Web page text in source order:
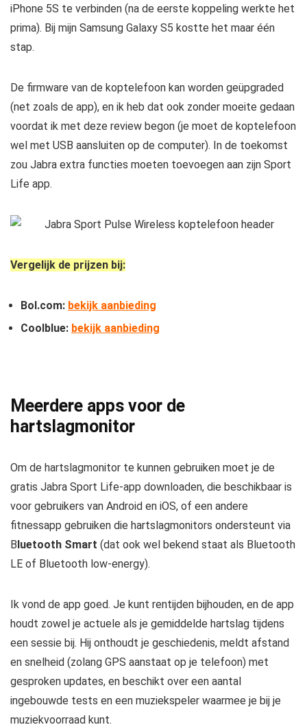
iPhone 5S te verbinden (na de eerste koppeling werkte het
prima). Bij mijn Samsung Galaxy S5 kostte het maar één
stap.
De firmware van de koptelefoon kan worden geüpgraded
(net zoals de app), en ik heb dat ook zonder moeite gedaan
voordat ik met deze review begon (je moet de koptelefoon
wel met USB aansluiten op de computer). In de toekomst
zou Jabra extra functies moeten toevoegen aan zijn Sport
Life app.
Vergelijk de prijzen bij:
Bol.com: bekijk aanbieding
Coolblue: bekijk aanbieding
Meerdere apps voor de
hartslagmonitor
Om de hartslagmonitor te kunnen gebruiken moet je de
gratis Jabra Sport Life-app downloaden, die beschikbaar is
voor gebruikers van Android en iOS, of een andere
fitnessapp gebruiken die hartslagmonitors ondersteunt via
Bluetooth Smart (dat ook wel bekend staat als Bluetooth
LE of Bluetooth low-energy).
Ik vond de app goed. Je kunt rentijden bijhouden, en de app
houdt zowel je actuele als je gemiddelde hartslag tijdens
een sessie bij. Hij onthoudt je geschiedenis, meldt afstand
en snelheid (zolang GPS aanstaat op je telefoon) met
gesproken updates, en beschikt over een aantal
ingebouwde tests en een muziekspeler waarmee je bij je
muziekvoorraad kunt.